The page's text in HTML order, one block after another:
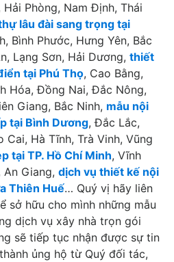
Hải Phòng, Nam Định, Thái
lâu đài sang trọng tại
Bình Phước, Hưng Yên, Bắc
Lạng Sơn, Hải Dương, thiết
tại Phú Thọ, Cao Bằng,
Hóa, Đồng Nai, Đắc Nông,
Giang, Bắc Ninh, mẫu nội
tại Bình Dương, Đắc Lắc,
Cai, Hà Tĩnh, Trà Vinh, Vũng
tại TP. Hồ Chí Minh, Vĩnh
An Giang, dịch vụ thiết kế nội
Thiên Huế… Quý vị hãy liên
sở hữu cho mình những mẫu
dịch vụ xây nhà trọn gói
sẽ tiếp tục nhận được sự tin
ủng hộ từ Quý đối tác,